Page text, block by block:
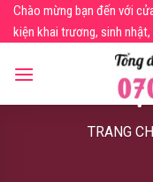
SkipChào mừng bạn đến với
kiện khai trương, sinh
TRANG